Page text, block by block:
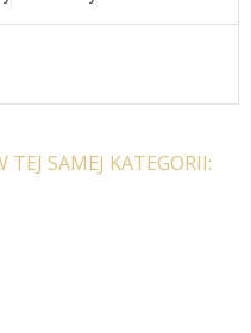
SAMEJ KATEGORII: